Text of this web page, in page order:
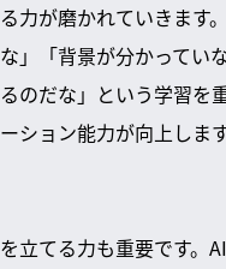
力が磨かれていきます
」「背景が分かってい
のだな」という学習を
ション能力が向上します
立てる力も重要です。